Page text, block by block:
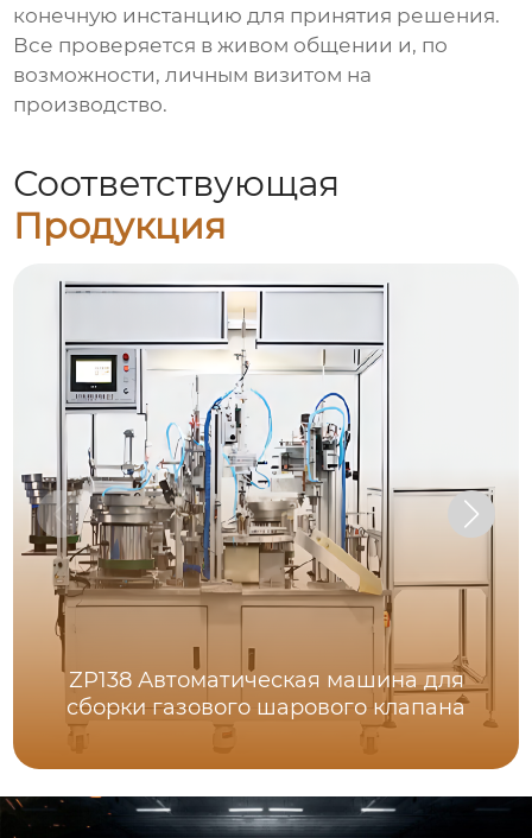
конечную инстанцию для принятия решения.
Все проверяется в живом общении и, по
возможности, личным визитом на
производство.
Соответствующая
Продукция
ZP138 Автоматическая машина для
сборки газового шарового клапана